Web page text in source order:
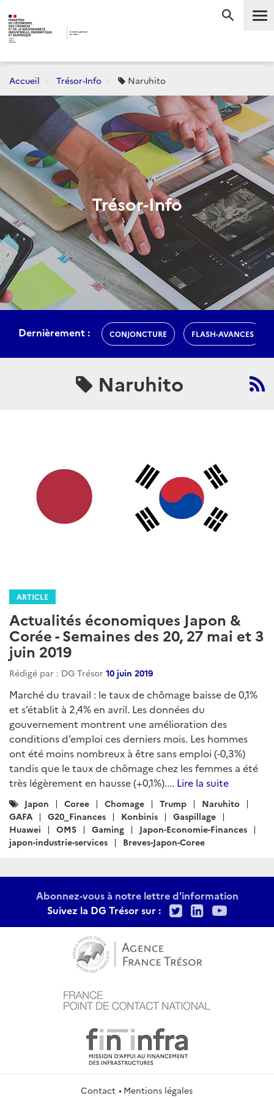
Accueil Trésor-Info Naruhito
Trésor-Info
Dernièrement : CONJONCTURE FLASH-AVANCES
Naruhito
ARTICLE
Actualités économiques Japon &
Corée - Semaines des 20, 27 mai et 3
juin 2019
Rédigé par : DG Trésor 10 juin 2019
Marché du travail : le taux de chômage baisse de 0,1%
et s’établit à 2,4% en avril. Les données du
gouvernement montrent une amélioration des
conditions d’emploi ces derniers mois. Les hommes
ont été moins nombreux à être sans emploi (-0,3%)
tandis que le taux de chômage chez les femmes a été
très légèrement en hausse (+0,1%).... Lire la suite
Catégories
:
Japon Coree Chomage Trump
Naruhito
GAFA
G20_Finances Konbinis
Gaspillage
Huawei
OMS Gaming
Japon-Economie-Finances
japon-industrie-services
Breves-Japon-Coree
Abonnez-vous à notre lettre d'information
Suivez la DG Trésor sur :
TwitterLinkedIn
Contact
Mentions légales